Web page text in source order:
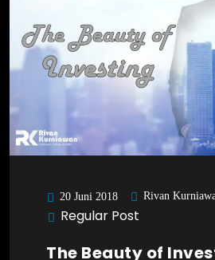
20 Juni 2018 Rivan
Regular Post
The Beauty of